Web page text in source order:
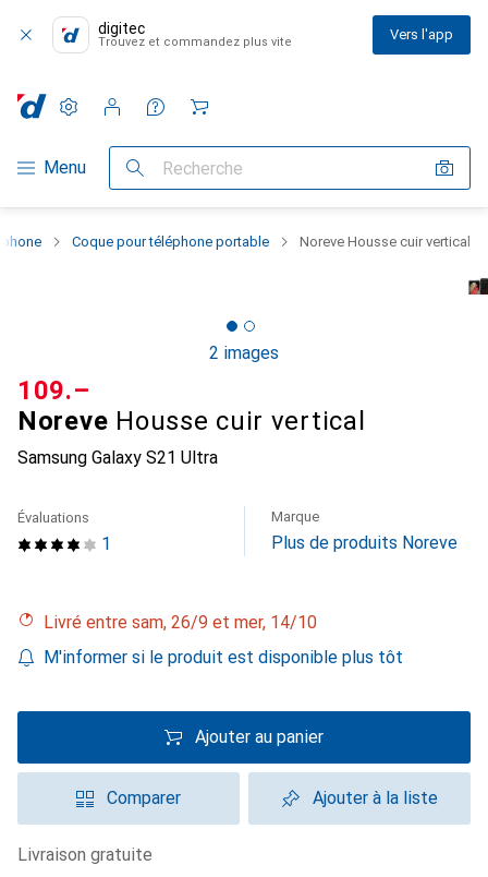
digitec
Trouvez et commandez plus vite Vers l'app
Navigation par catégorie
Menu Recherche
Paramètres
Compte client
Listes de comparaison
Listes d'envies
Panier
Coque pour téléphone portable Noreve Housse cuir vertical
2 images
Noreve Housse cuir vertical
Samsung Galaxy S21 Ultra
CHF
109.–
1
Évaluations Marque
Plus de produits Noreve
Livré entre sam, 26/9 et mer, 14/10
M'informer si le produit est disponible plus tôt
Ajouter au panier
Comparer Ajouter à la liste
livraison gratuite